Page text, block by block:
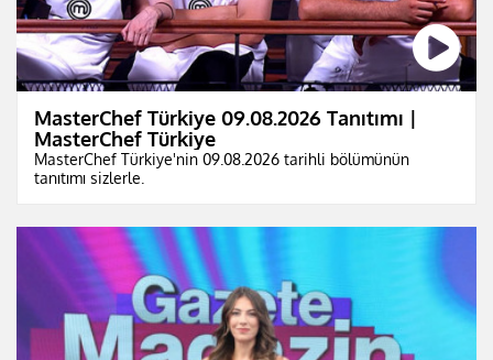
MasterChef Türkiye 09.08.2026 Tanıtımı |
MasterChef Türkiye
MasterChef Türkiye'nin 09.08.2026 tarihli bölümünün
tanıtımı sizlerle.